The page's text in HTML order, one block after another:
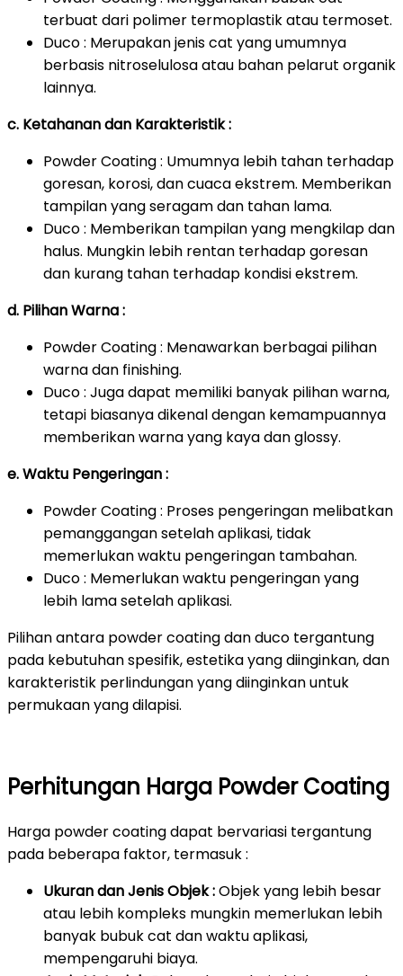
terbuat dari polimer termoplastik atau termoset.
Duco : Merupakan jenis cat yang umumnya
berbasis nitroselulosa atau bahan pelarut organik
lainnya.
c. Ketahanan dan Karakteristik :
Powder Coating : Umumnya lebih tahan terhadap
goresan, korosi, dan cuaca ekstrem. Memberikan
tampilan yang seragam dan tahan lama.
Duco : Memberikan tampilan yang mengkilap dan
halus. Mungkin lebih rentan terhadap goresan
dan kurang tahan terhadap kondisi ekstrem.
d. Pilihan Warna :
Powder Coating : Menawarkan berbagai pilihan
warna dan finishing.
Duco : Juga dapat memiliki banyak pilihan warna,
tetapi biasanya dikenal dengan kemampuannya
memberikan warna yang kaya dan glossy.
e. Waktu Pengeringan :
Powder Coating : Proses pengeringan melibatkan
pemanggangan setelah aplikasi, tidak
memerlukan waktu pengeringan tambahan.
Duco : Memerlukan waktu pengeringan yang
lebih lama setelah aplikasi.
Pilihan antara powder coating dan duco tergantung
pada kebutuhan spesifik, estetika yang diinginkan, dan
karakteristik perlindungan yang diinginkan untuk
permukaan yang dilapisi.
Perhitungan Harga Powder Coating
Harga powder coating dapat bervariasi tergantung
pada beberapa faktor, termasuk :
Ukuran dan Jenis Objek :Objek yang lebih besar
atau lebih kompleks mungkin memerlukan lebih
banyak bubuk cat dan waktu aplikasi,
mempengaruhi biaya.